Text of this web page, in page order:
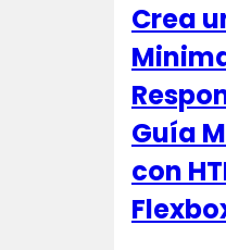
Crea
Guía
con